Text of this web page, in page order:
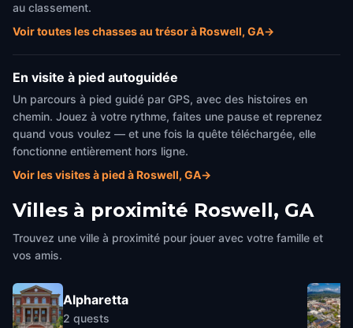
au classement.
Voir toutes les chasses au trésor à Roswell, GA→
En visite à pied autoguidée
Un parcours à pied guidé par GPS, avec des histoires en
chemin. Jouez à votre rythme, faites une pause et reprenez
quand vous voulez — et une fois la quête téléchargée, elle
fonctionne entièrement hors ligne.
Voir les visites à pied à Roswell, GA→
Villes à proximité Roswell, GA
Trouvez une ville à proximité pour jouer avec votre famille et
vos amis.
Alpharetta
2 quests